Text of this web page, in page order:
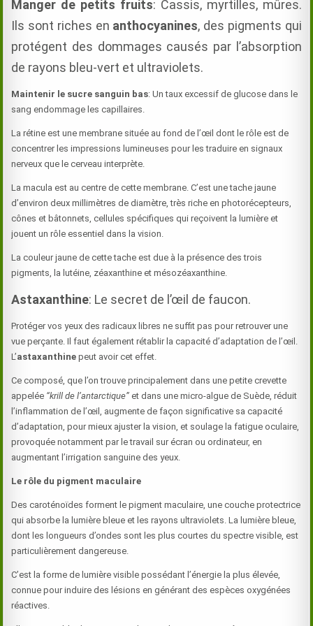
Manger de petits fruits: Cassis, myrtilles, mûres.
Ils sont riches en anthocyanines, des pigments qui
protégent des dommages causés par l’absorption
de rayons bleu-vert et ultraviolets.
Maintenir le sucre sanguin bas: Un taux excessif de glucose dans le
sang endommage les capillaires.
La rétine est une membrane située au fond de l’œil dont le rôle est de
concentrer les impressions lumineuses pour les traduire en signaux
nerveux que le cerveau interprète.
La macula est au centre de cette membrane. C’est une tache jaune
d’environ deux millimètres de diamètre, très riche en photorécepteurs,
cônes et bâtonnets, cellules spécifiques qui reçoivent la lumière et
jouent un rôle essentiel dans la vision.
La couleur jaune de cette tache est due à la présence des trois
pigments, la lutéine, zéaxanthine et mésozéaxanthine.
Astaxanthine: Le secret de l’œil de faucon.
Protéger vos yeux des radicaux libres ne suffit pas pour retrouver une
vue perçante. Il faut également rétablir la capacité d’adaptation de l’œil.
L’astaxanthine peut avoir cet effet.
Ce composé, que l’on trouve principalement dans une petite crevette
appelée “krill de l’antarctique” et dans une micro-algue de Suède, réduit
l’inflammation de l’œil, augmente de façon significative sa capacité
d’adaptation, pour mieux ajuster la vision, et soulage la fatigue oculaire,
provoquée notamment par le travail sur écran ou ordinateur, en
augmentant l’irrigation sanguine des yeux.
Le rôle du pigment maculaire
Des caroténoïdes forment le pigment maculaire, une couche protectrice
qui absorbe la lumière bleue et les rayons ultraviolets. La lumière bleue,
dont les longueurs d’ondes sont les plus courtes du spectre visible, est
particulièrement dangereuse.
C’est la forme de lumière visible possédant l’énergie la plus élevée,
connue pour induire des lésions en générant des espèces oxygénées
réactives.